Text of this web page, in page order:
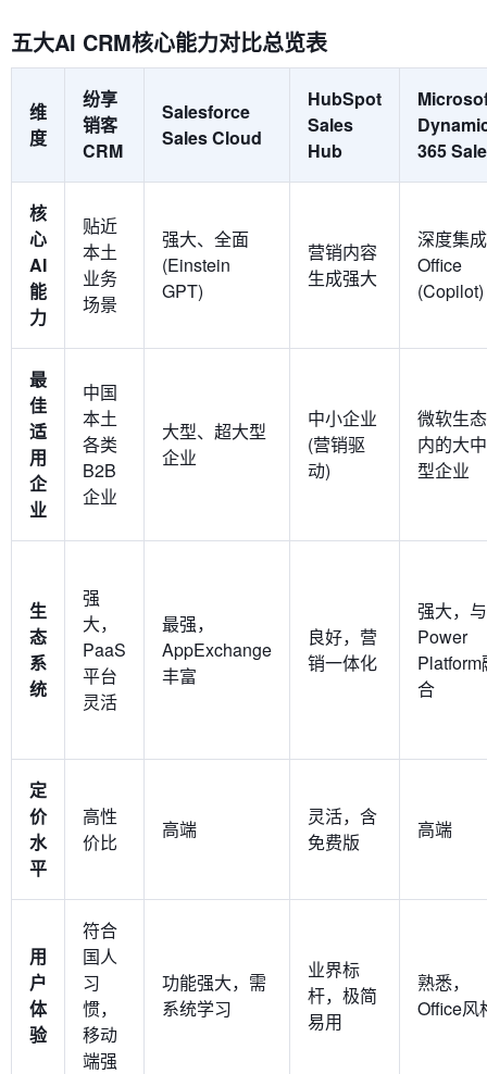
五大AI CRM核心能力对比总览表
维
度
纷享
销客
CRM
Salesforce
Sales Cloud
HubSpot
Sales
Hub
365
核
心
AI
能
力
贴近
本土
业务
场景
强大、全面
(Einstein
GPT)
营销内容
生成强大
深度集成
Office
(Copilot)
最
佳
适
用
企
业
中国
本土
各类
B2B
企业
大型、超大型
企业
中小企业
(营销驱
动)
微软生态
内的大中
型企业
生
态
系
统
强
大，
PaaS
平台
灵活
最强，
AppExchange
丰富
良好，营
销一体化
强大，与
Power
Platform
合
定
价
水
平
高性
价比
高端
灵活，含
免费版
高端
用
户
体
验
符合
国人
习
惯，
移动
端强
功能强大，需
系统学习
业界标
杆，极简
易用
熟悉，
Office风